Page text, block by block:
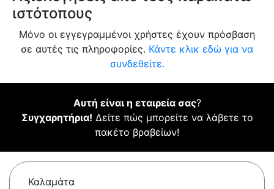
ιστότοπους
Μόνο οι εγγεγραμμένοι χρήστες έχουν πρόσβαση
σε αυτές τις πληροφορίες. Κάντε κλικ εδώ για να
συνδεθείτε.
Αυτή είναι η εταιρεία σας?
Συγχαρητήρια! Δείτε πώς μπορείτε να λάβετε το
πακέτο βραβείων!
Καλαμάτα